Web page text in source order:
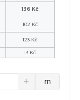
136 Kč
102 Kč
123 Kč
13 Kč
m